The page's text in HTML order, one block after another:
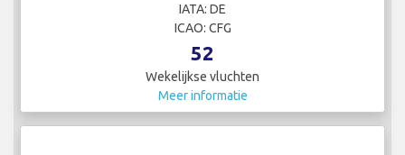
IATA: DE
ICAO: CFG
52
Wekelijkse vluchten
Meer informatie